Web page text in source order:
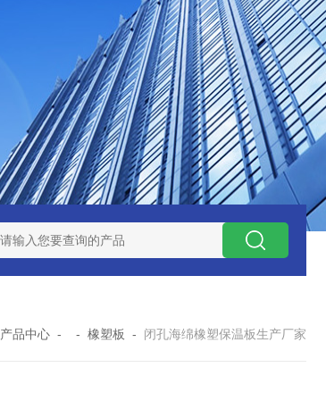
产品中心 - - 橡塑板 - 闭孔海绵橡塑保温板生产厂家